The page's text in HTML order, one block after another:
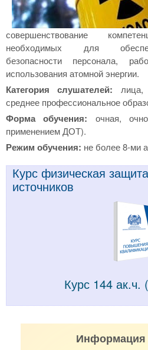
совершенствование
необходимых для
безопасности персонала,
использования атомной энергии.
Категория слушателей:
среднее профессиональное
Форма обучения: очная,
применением ДОТ).
Режим обучения: не более 8-ми
Курс физическая
источников
Курс 144 ак.ч.
Информация